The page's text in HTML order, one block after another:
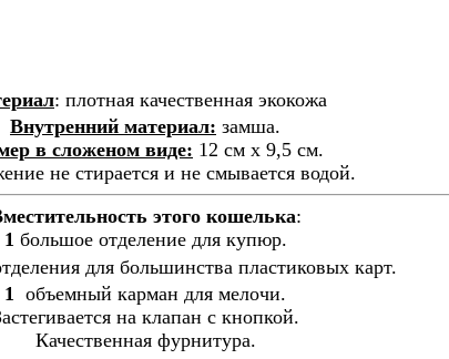
: плотная качественная экокожа
Внутренний материал: замша.
в сложеном виде: 12 см х 9,5 см.
не стирается и не смывается водой.
этого кошелька:
1 большое отделение для купюр.
для большинства пластиковых карт.
1
объемный карман для мелочи.
на клапан с кнопкой.
Качественная фурнитура.